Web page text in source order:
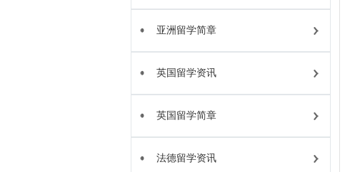
亚洲留学简章
英国留学资讯
英国留学简章
法德留学资讯